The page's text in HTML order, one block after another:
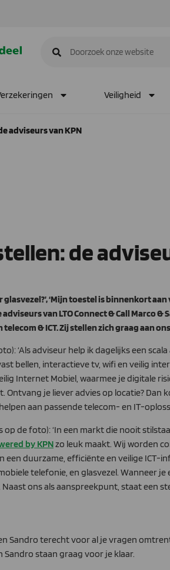
Veiligheid
adviseurs van KPN
de
‘Mijn toestel is binnenkort
adviseurs van LTO Connect & Call
& ICT. Zij stellen zich graag aan
‘Als adviseur help ik dagelijks een
bellen, interactieve tv, wifi en veilig
Internet Mobiel, waarmee je digitale
Ontvang je liever advies op locatie? Dan
aan passende telecom- en IT-
op de foto): ‘In een markt die nooit
by KPNzo leuk maakt. Wij worden
een duurzame, efficiënte en veilige
telefonie, en glasvezel. Wanneer
ons als aanspreekpunt, staat een
Sandro terecht voor al je vragen
Sandro staan graag voor je klaar.